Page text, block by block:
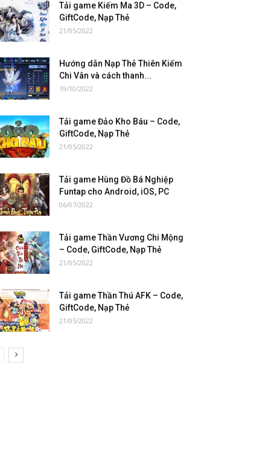
Tải game Kiếm Ma 3D – Code,
GiftCode, Nạp Thẻ
21/05/2022
Hướng dẫn Nạp Thẻ Thiên Kiếm
Chi Vân và cách thanh...
19/10/2022
Tải game Đảo Kho Báu – Code,
GiftCode, Nạp Thẻ
21/05/2022
Tải game Hùng Đồ Bá Nghiệp
Funtap cho Android, iOS, PC
06/07/2022
Tải game Thần Vương Chi Mộng
– Code, GiftCode, Nạp Thẻ
21/05/2022
Tải game Thần Thú AFK – Code,
GiftCode, Nạp Thẻ
21/05/2022